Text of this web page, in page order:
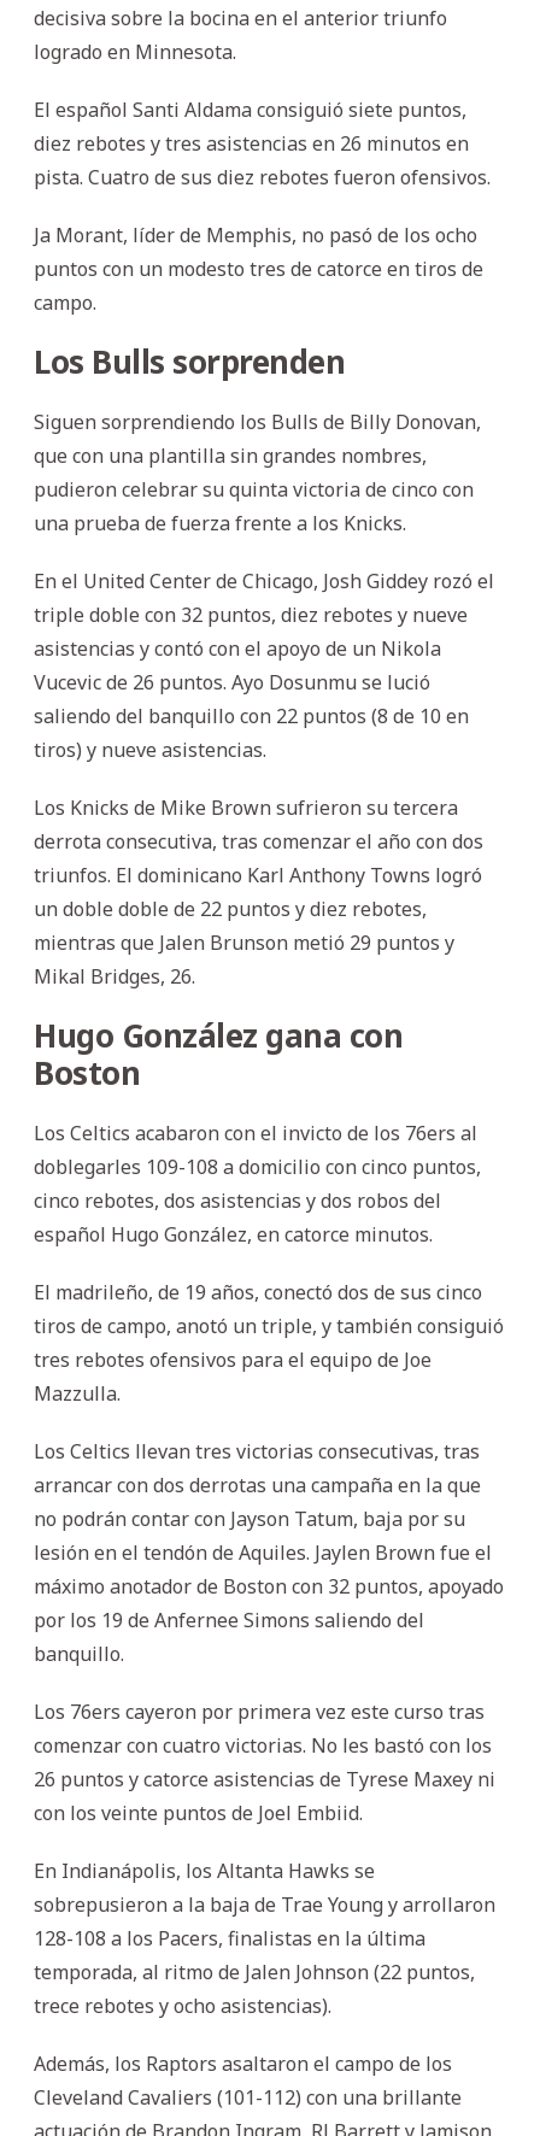
decisiva sobre la bocina en el anterior triunfo
logrado en Minnesota.
El español Santi Aldama consiguió siete puntos,
diez rebotes y tres asistencias en 26 minutos en
pista. Cuatro de sus diez rebotes fueron ofensivos.
Ja Morant, líder de Memphis, no pasó de los ocho
puntos con un modesto tres de catorce en tiros de
campo.
Los Bulls sorprenden
Siguen sorprendiendo los Bulls de Billy Donovan,
que con una plantilla sin grandes nombres,
pudieron celebrar su quinta victoria de cinco con
una prueba de fuerza frente a los Knicks.
En el United Center de Chicago, Josh Giddey rozó el
triple doble con 32 puntos, diez rebotes y nueve
asistencias y contó con el apoyo de un Nikola
Vucevic de 26 puntos. Ayo Dosunmu se lució
saliendo del banquillo con 22 puntos (8 de 10 en
tiros) y nueve asistencias.
Los Knicks de Mike Brown sufrieron su tercera
derrota consecutiva, tras comenzar el año con dos
triunfos. El dominicano Karl Anthony Towns logró
un doble doble de 22 puntos y diez rebotes,
mientras que Jalen Brunson metió 29 puntos y
Mikal Bridges, 26.
Hugo González gana con
Boston
Los Celtics acabaron con el invicto de los 76ers al
doblegarles 109-108 a domicilio con cinco puntos,
cinco rebotes, dos asistencias y dos robos del
español Hugo González, en catorce minutos.
El madrileño, de 19 años, conectó dos de sus cinco
tiros de campo, anotó un triple, y también consiguió
tres rebotes ofensivos para el equipo de Joe
Mazzulla.
Los Celtics llevan tres victorias consecutivas, tras
arrancar con dos derrotas una campaña en la que
no podrán contar con Jayson Tatum, baja por su
lesión en el tendón de Aquiles. Jaylen Brown fue el
máximo anotador de Boston con 32 puntos, apoyado
por los 19 de Anfernee Simons saliendo del
banquillo.
Los 76ers cayeron por primera vez este curso tras
comenzar con cuatro victorias. No les bastó con los
26 puntos y catorce asistencias de Tyrese Maxey ni
con los veinte puntos de Joel Embiid.
En Indianápolis, los Altanta Hawks se
sobrepusieron a la baja de Trae Young y arrollaron
128-108 a los Pacers, finalistas en la última
temporada, al ritmo de Jalen Johnson (22 puntos,
trece rebotes y ocho asistencias).
Además, los Raptors asaltaron el campo de los
Cleveland Cavaliers (101-112) con una brillante